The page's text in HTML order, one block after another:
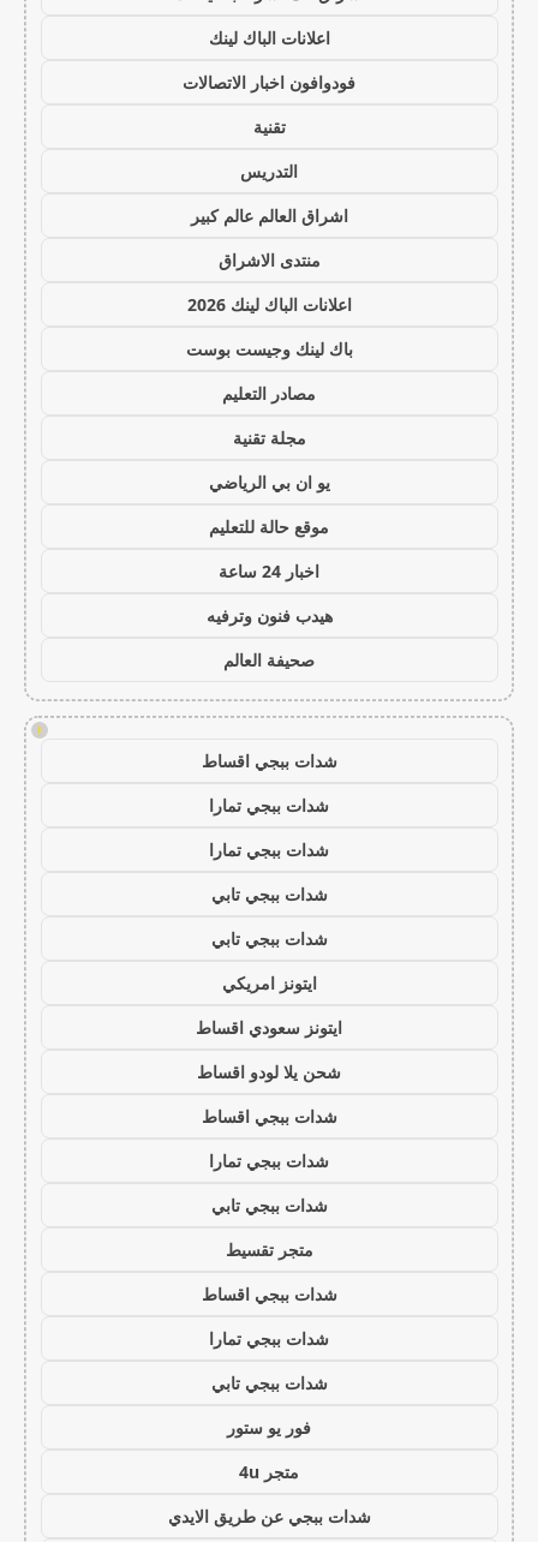
اعلانات الباك لينك
فودوافون اخبار الاتصالات
تقنية
التدريس
اشراق العالم عالم كبير
منتدى الاشراق
اعلانات الباك لينك 2026
باك لينك وجيست بوست
مصادر التعليم
مجلة تقنية
يو ان بي الرياضي
موقع حالة للتعليم
اخبار 24 ساعة
هيدب فنون وترفيه
صحيفة العالم
!
شدات ببجي اقساط
شدات ببجي تمارا
شدات ببجي تمارا
شدات ببجي تابي
شدات ببجي تابي
ايتونز امريكي
ايتونز سعودي اقساط
شحن يلا لودو اقساط
شدات ببجي اقساط
شدات ببجي تمارا
شدات ببجي تابي
متجر تقسيط
شدات ببجي اقساط
شدات ببجي تمارا
شدات ببجي تابي
فور يو ستور
متجر 4u
شدات ببجي عن طريق الايدي